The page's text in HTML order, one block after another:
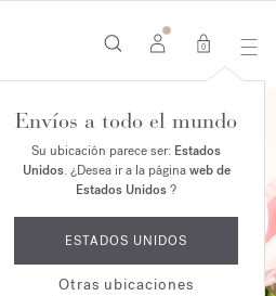
0
Envíos a todo el mundo
Su ubicación parece ser: Estados
Unidos. ¿Desea ir a la páginaweb de
Estados Unidos?
ESTADOS UNIDOS
Otras ubicaciones